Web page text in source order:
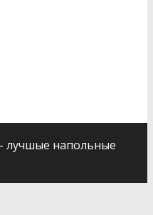
лучшые напольные